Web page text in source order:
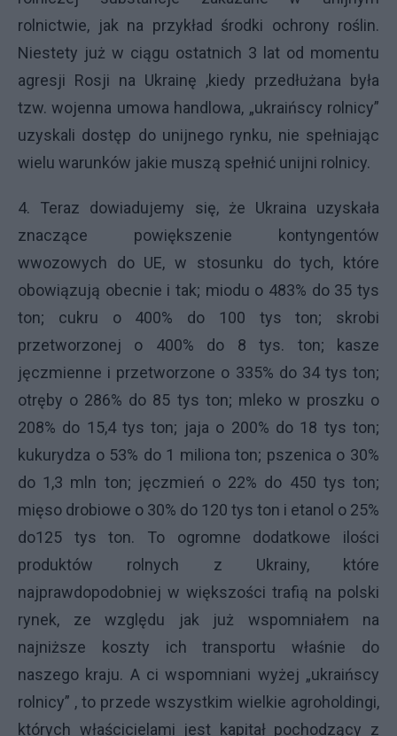
rolnictwie, jak na przykład środki ochrony roślin.
Niestety już w ciągu ostatnich 3 lat od momentu
agresji Rosji na Ukrainę ,kiedy przedłużana była
tzw. wojenna umowa handlowa, „ukraińscy rolnicy”
uzyskali dostęp do unijnego rynku, nie spełniając
wielu warunków jakie muszą spełnić unijni rolnicy.
4. Teraz dowiadujemy się, że Ukraina uzyskała
znaczące powiększenie kontyngentów
wwozowych do UE, w stosunku do tych, które
obowiązują obecnie i tak; miodu o 483% do 35 tys
ton; cukru o 400% do 100 tys ton; skrobi
przetworzonej o 400% do 8 tys. ton; kasze
jęczmienne i przetworzone o 335% do 34 tys ton;
otręby o 286% do 85 tys ton; mleko w proszku o
208% do 15,4 tys ton; jaja o 200% do 18 tys ton;
kukurydza o 53% do 1 miliona ton; pszenica o 30%
do 1,3 mln ton; jęczmień o 22% do 450 tys ton;
mięso drobiowe o 30% do 120 tys ton i etanol o 25%
do125 tys ton. To ogromne dodatkowe ilości
produktów rolnych z Ukrainy, które
najprawdopodobniej w większości trafią na polski
rynek, ze względu jak już wspomniałem na
najniższe koszty ich transportu właśnie do
naszego kraju. A ci wspomniani wyżej „ukraińscy
rolnicy” , to przede wszystkim wielkie agroholdingi,
których właścicielami jest kapitał pochodzący z